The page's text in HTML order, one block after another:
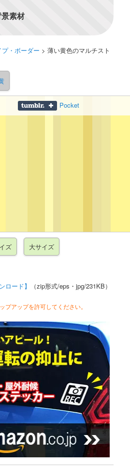
素材
プ・ボーダー >薄い黄色のマルチスト
Pocket
ロード】 （zip形式/eps・jpg/231KB）
プアップを許可してください。